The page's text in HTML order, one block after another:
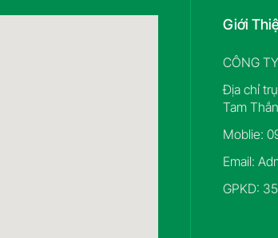
Giới
CÔNG
Địa chỉ
Tam
Moblie:
Email:
GPKD: